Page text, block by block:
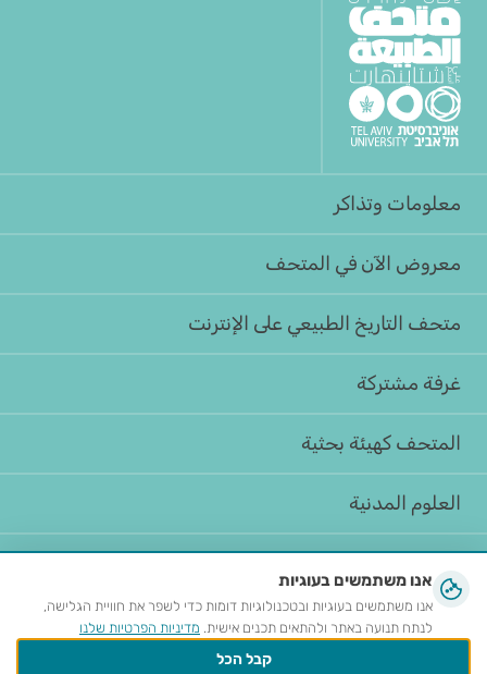
معلومات وتذاكر
معروض الآن في المتحف
متحف التاريخ الطبيعي على الإنترنت
غرفة مشتركة
المتحف كهيئة بحثية
العلوم المدنية
مطلوب
אנו משתמשים בעוגיות
אנו משתמשים בעוגיות ובטכנולוגיות דומות כדי לשפר את חוויית הגלישה,
לנתח תנועה באתר ולהתאים תכנים אישית. מדיניות הפרטיות שלנו
קבל הכל